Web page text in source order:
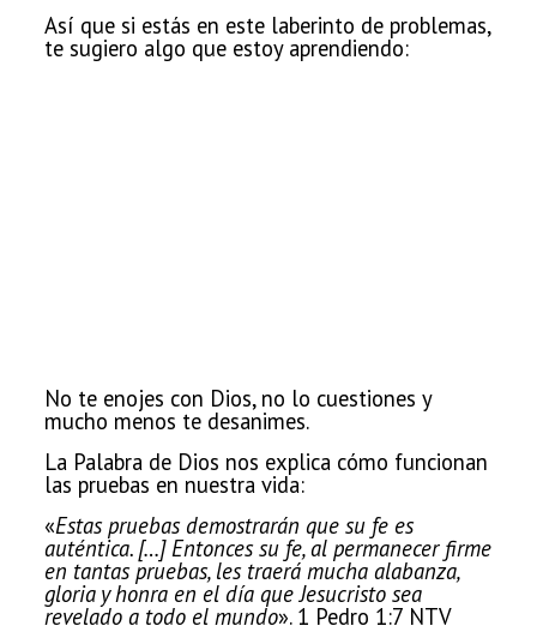
Así que si estás en este laberinto de problemas,
te sugiero algo que estoy aprendiendo:
No te enojes con Dios, no lo cuestiones y
mucho menos te desanimes.
La Palabra de Dios nos explica cómo funcionan
las pruebas en nuestra vida:
«Estas pruebas demostrarán que su fe es
auténtica. […] Entonces su fe, al permanecer firme
en tantaspruebas, les traerá mucha alabanza,
gloria y honra en el día que Jesucristo sea
revelado a todo el mundo». 1 Pedro 1:7 NTV